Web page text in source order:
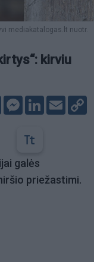
mediakatalogas.lt nuotr.
kirviu
FacebookMessenger
LinkedIn
Email
galės
priežastimi.